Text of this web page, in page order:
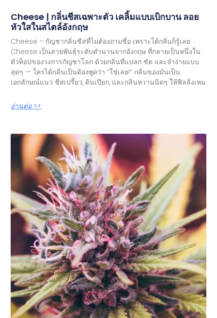
Cheese | กลิ่นชีสเฉพาะตัว เคลิ้มแบบเบิกบาน ลอย
หัวใสในสไตล์อังกฤษ
Cheese – กัญชากลิ่นชีสที่ไม่ต้องถามชื่อ เพราะได้กลิ่นก็รู้เลย
Cheese เป็นสายพันธุ์ระดับตำนานจากอังกฤษ ที่กลายเป็นหนึ่งใน
ตัวท็อปของวงการกัญชาโลก ด้วยกลิ่นที่แปลก ชัด และจำง่ายแบบ
สุดๆ — ใครได้กลิ่นเป็นต้องพูดว่า “ใช่เลย!” กลิ่นของมันเป็น
เอกลักษณ์แนว ชีสเปรี้ยว, ดินเปียก, และกลิ่นหวานนิดๆ ให้ฟีลลิ่งเหม
อ่านต่อ >>